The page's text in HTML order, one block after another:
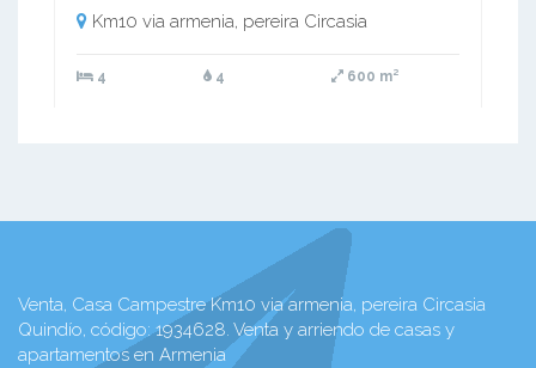
Km10 via armenia, pereira Circasia
4 4 600 m²
Venta, Casa Campestre Km10 via armenia, pereira Circasia
Quindío, código: 1934628. Venta y arriendo de casas y
apartamentos en Armenia